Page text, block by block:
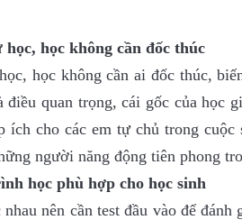
học không cần đốc thúc
học không cần ai đốc thúc,
điều quan trọng, cái gốc của
ích cho các em tự chủ trong
người năng động tiên phong
học phù hợp cho học sinh
nên cần test đầu vào để